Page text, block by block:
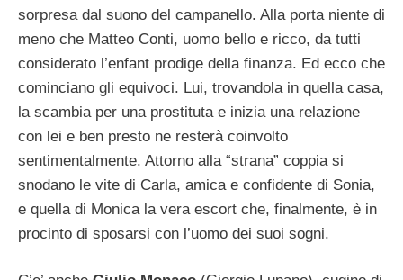
sorpresa dal suono del campanello. Alla porta niente di
meno che Matteo Conti, uomo bello e ricco, da tutti
considerato l’enfant prodige della finanza. Ed ecco che
cominciano gli equivoci. Lui, trovandola in quella casa,
la scambia per una prostituta e inizia una relazione
con lei e ben presto ne resterà coinvolto
sentimentalmente. Attorno alla “strana” coppia si
snodano le vite di Carla, amica e confidente di Sonia,
e quella di Monica la vera escort che, finalmente, è in
procinto di sposarsi con l’uomo dei suoi sogni.